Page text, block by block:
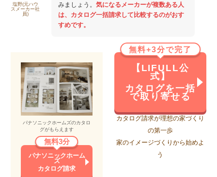
からないので難しい項目。登記簿を調べて、その土地の過去
の推移を見ると少し当たりがつきます。農地などは地盤が緩
光設
置費
用
太陽光を設置する費用。一般的には10年ほどで採算は取れる
が、初期費用が重い。100万~200万程度必要。日当たりからシ
ュミレーションしてくれるため、数値と初期費用を鑑みて判
断しましょう。
床暖
房設
置費
上記見積もりではエコワンという機器が100万円、床暖房設置
費用が50万円のイメージです。エコワンは床に這わせる温水
を効率的に作る機器。床暖房もいろいろな方式、やり方があ
るため、設置したい人はメーカーに方式や費用を確認しまし
ょう。
玄関や庭、駐車場を作る工事。見落としがちだが非常に費用
がかかる工事。こだわりによって、100万で済む人もいれば、
1000万以上かける人がいて、ピンキリ。建物と同じくらい費
用がかかるといっても過言ではない割に、当初の計画から見
逃しがち。ほとんどの場合、打ち合わせで金額に驚き、どこ
塩野(元ハウ
スメーカー社
員)
みましょう。 気になるメーカーが複数ある人
は、カタログ一括請求して比較するのがおす
すめです。
パナソニックホームズのカタロ
グがもらえます
無料3分
パナソニックホーム
ズ
カタログ請求
無料+3分で完了
【LIFULL公
式】
カタログを一括
で取り寄せる
カタログ請求が理想の家づくり
の第一歩
家のイメージづくりから始めよ
う